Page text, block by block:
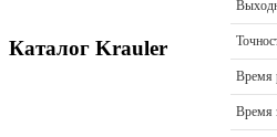
Каталог Krauler
Время
Время